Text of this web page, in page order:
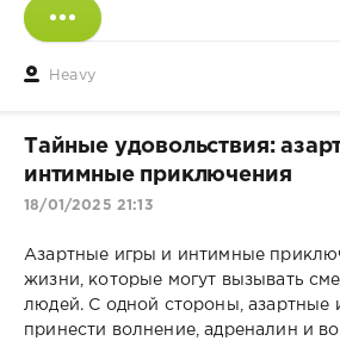
Heavy
Тайные удовольствия:
интимные приключения
18/01/2025 21:13
Азартные игры и интимные
жизни, которые могут вызывать
людей. С одной стороны, азартные
принести волнение, адреналин и